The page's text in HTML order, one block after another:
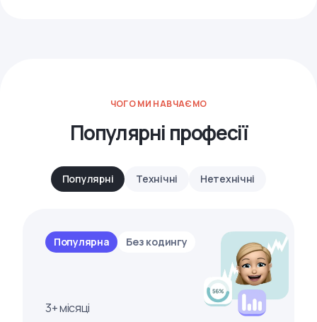
ЧОГО МИ НАВЧАЄМО
Популярні професії
Популярні Технічні Нетехнічні
Популярна Без кодингу
3+ місяці